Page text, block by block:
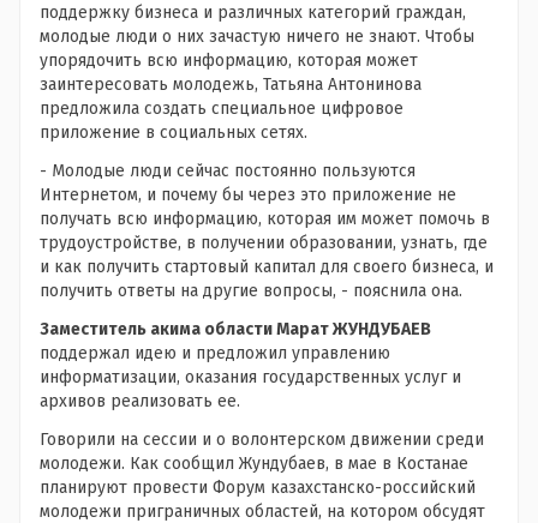
поддержку бизнеса и различных категорий граждан,
молодые люди о них зачастую ничего не знают. Чтобы
упорядочить всю информацию, которая может
заинтересовать молодежь, Татьяна Антонинова
предложила создать специальное цифровое
приложение в социальных сетях.
- Молодые люди сейчас постоянно пользуются
Интернетом, и почему бы через это приложение не
получать всю информацию, которая им может помочь в
трудоустройстве, в получении образовании, узнать, где
и как получить стартовый капитал для своего бизнеса, и
получить ответы на другие вопросы, - пояснила она.
Заместитель акима области Марат ЖУНДУБАЕВ
поддержал идею и предложил управлению
информатизации, оказания государственных услуг и
архивов реализовать ее.
Говорили на сессии и о волонтерском движении среди
молодежи. Как сообщил Жундубаев, в мае в Костанае
планируют провести Форум казахстанско-российский
молодежи приграничных областей, на котором обсудят